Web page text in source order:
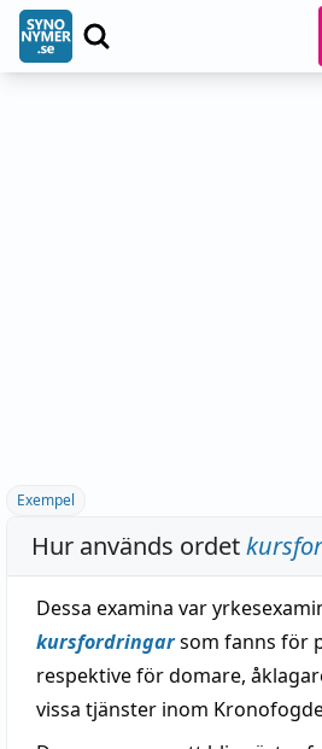
Exempel
Hur används ordet
Dessa examina var
kursfordringarsom fanns för
respektive för domare,
vissa tjänster inom